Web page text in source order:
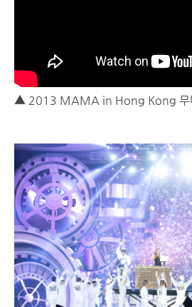
▲ 2013 MAMA in Hong Kong 무